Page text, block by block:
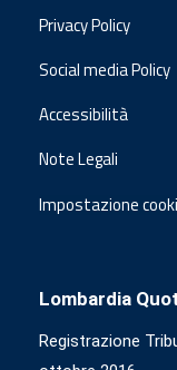
Privacy Policy
Social media Policy
Accessibilità
Note Legali
Impostazione
Lombardia
Registrazione